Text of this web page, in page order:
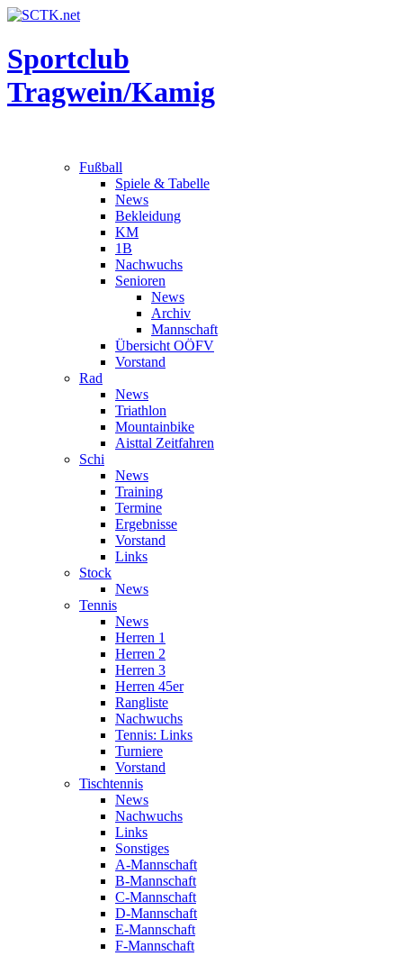
Sportclub
Tragwein/Kamig
Fußball
Spiele & Tabelle
News
Bekleidung
KM
1B
Nachwuchs
Senioren
News
Archiv
Mannschaft
Übersicht OÖFV
Vorstand
Rad
News
Triathlon
Mountainbike
Aisttal Zeitfahren
Schi
News
Training
Termine
Ergebnisse
Vorstand
Links
Stock
News
Tennis
News
Herren 1
Herren 2
Herren 3
Herren 45er
Rangliste
Nachwuchs
Tennis: Links
Turniere
Vorstand
Tischtennis
News
Nachwuchs
Links
Sonstiges
A-Mannschaft
B-Mannschaft
C-Mannschaft
D-Mannschaft
E-Mannschaft
F-Mannschaft